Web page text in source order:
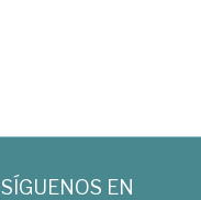
SÍGUENOS EN